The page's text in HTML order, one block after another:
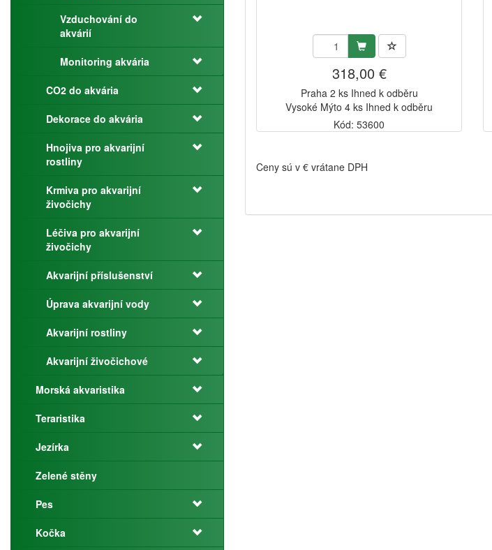
Vzduchování do
akvárií
Monitoring akvária
CO2 do akvária
Dekorace do akvária
Hnojiva pro akvarijní
rostliny
Krmiva pro akvarijní
živočichy
Léčiva pro akvarijní
živočichy
Akvarijní příslušenství
Úprava akvarijní vody
Akvarijní rostliny
Akvarijní živočichové
Morská akvaristika
Teraristika
Jezírka
Zelené stěny
Pes
Kočka
318,00 €
Praha 2 ks Ihned k odběru
Vysoké Mýto 4 ks Ihned k odběru
Kód: 53600
Ceny sú v € vrátane DPH